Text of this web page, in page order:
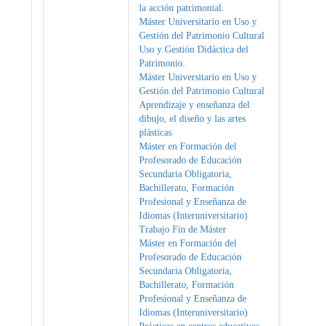
la acción patrimonial.
Máster Universitario en Uso y
Gestión del Patrimonio Cultural
Uso y Gestión Didáctica del
Patrimonio.
Máster Universitario en Uso y
Gestión del Patrimonio Cultural
Aprendizaje y enseñanza del
dibujo, el diseño y las artes
plásticas
Máster en Formación del
Profesorado de Educación
Secundaria Obligatoria,
Bachillerato, Formación
Profesional y Enseñanza de
Idiomas (Interuniversitario)
Trabajo Fin de Máster
Máster en Formación del
Profesorado de Educación
Secundaria Obligatoria,
Bachillerato, Formación
Profesional y Enseñanza de
Idiomas (Interuniversitario)